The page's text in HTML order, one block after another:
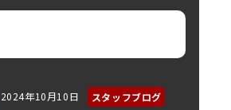
2024年10月10日 スタッフブログ